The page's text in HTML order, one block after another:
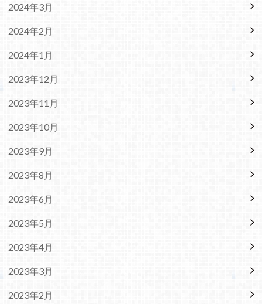
2024年3月
2024年2月
2024年1月
2023年12月
2023年11月
2023年10月
2023年9月
2023年8月
2023年6月
2023年5月
2023年4月
2023年3月
2023年2月